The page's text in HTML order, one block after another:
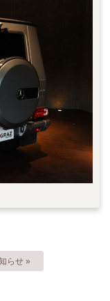
らせ »